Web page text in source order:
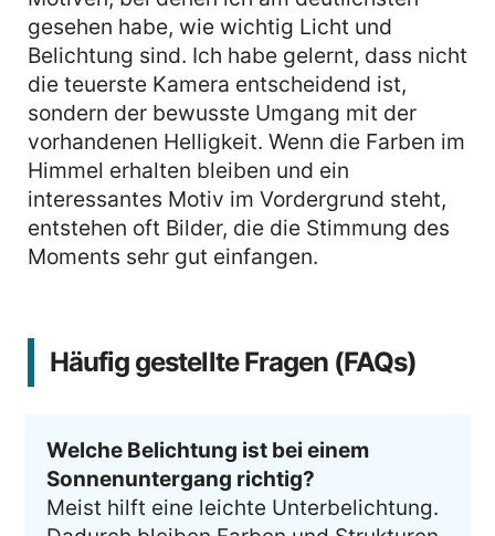
gesehen habe, wie wichtig Licht und
Belichtung sind. Ich habe gelernt, dass nicht
die teuerste Kamera entscheidend ist,
sondern der bewusste Umgang mit der
vorhandenen Helligkeit. Wenn die Farben im
Himmel erhalten bleiben und ein
interessantes Motiv im Vordergrund steht,
entstehen oft Bilder, die die Stimmung des
Moments sehr gut einfangen.
Häufig gestellte Fragen (FAQs)
Welche Belichtung ist bei einem
Sonnenuntergang richtig?
Meist hilft eine leichte Unterbelichtung.